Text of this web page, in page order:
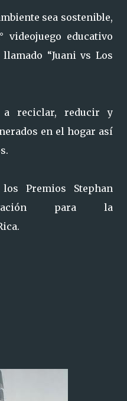
sea sostenible,
videojuego educativo
“Juani vs Los
a reciclar, reducir y
en el hogar así
Premios Stephan
para la